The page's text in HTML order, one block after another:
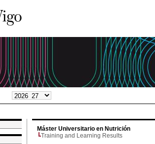
Máster Universitario en Nutrición
Training and Learning Results